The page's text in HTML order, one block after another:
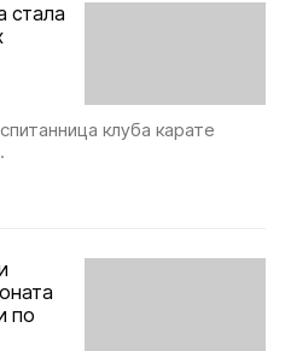
стала
клуба карате
по